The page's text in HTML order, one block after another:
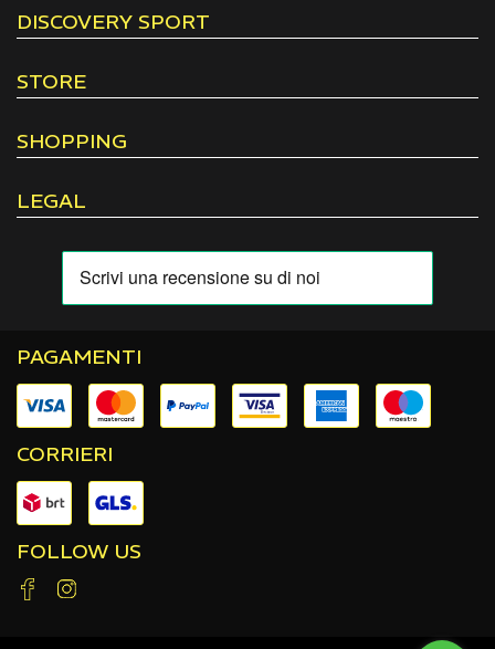
DISCOVERY SPORT
STORE
SHOPPING
LEGAL
PAGAMENTI
CORRIERI
FOLLOW US